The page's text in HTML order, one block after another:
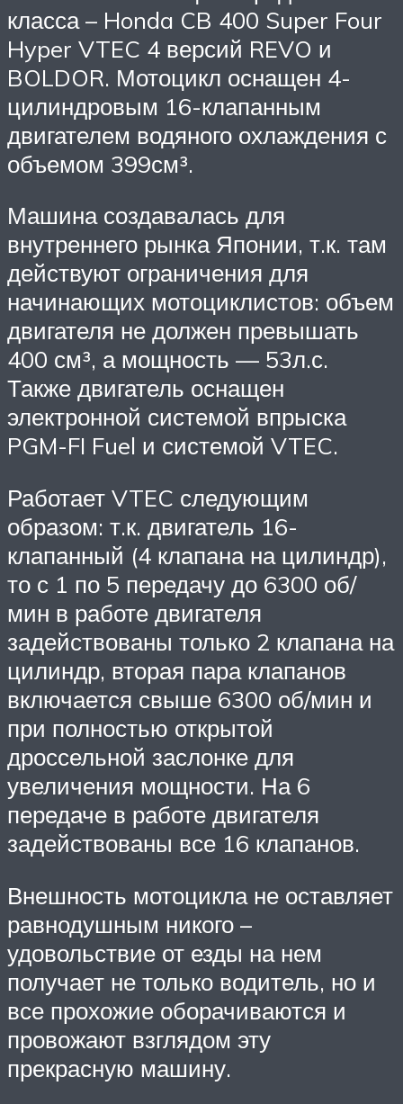
класса – Honda CB 400 Super Four
Hyper VTEC 4 версий REVO и
BOLDOR. Мотоцикл оснащен 4-
цилиндровым 16-клапанным
двигателем водяного охлаждения с
объемом 399см³.
Машина создавалась для
внутреннего рынка Японии, т.к. там
действуют ограничения для
начинающих мотоциклистов: объем
двигателя не должен превышать
400 см³, а мощность — 53л.с.
Также двигатель оснащен
электронной системой впрыска
PGM-FI Fuel и системой VTEC.
Работает VTEC следующим
образом: т.к. двигатель 16-
клапанный (4 клапана на цилиндр),
то с 1 по 5 передачу до 6300 об/
мин в работе двигателя
задействованы только 2 клапана на
цилиндр, вторая пара клапанов
включается свыше 6300 об/мин и
при полностью открытой
дроссельной заслонке для
увеличения мощности. На 6
передаче в работе двигателя
задействованы все 16 клапанов.
Внешность мотоцикла не оставляет
равнодушным никого –
удовольствие от езды на нем
получает не только водитель, но и
все прохожие оборачиваются и
провожают взглядом эту
прекрасную машину.